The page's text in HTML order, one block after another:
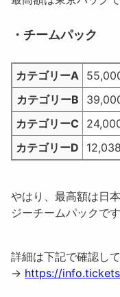
・チームパック
カテゴリーA
カテゴリーB
カテゴリーC
カテゴリーD
やはり、最高額は日
ジーチームパックです
詳細は下記で確認して
→ https://